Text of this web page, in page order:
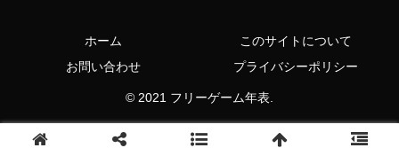
ホーム
このサイトについて
お問い合わせ
プライバシーポリシー
© 2021 フリーゲーム年表.